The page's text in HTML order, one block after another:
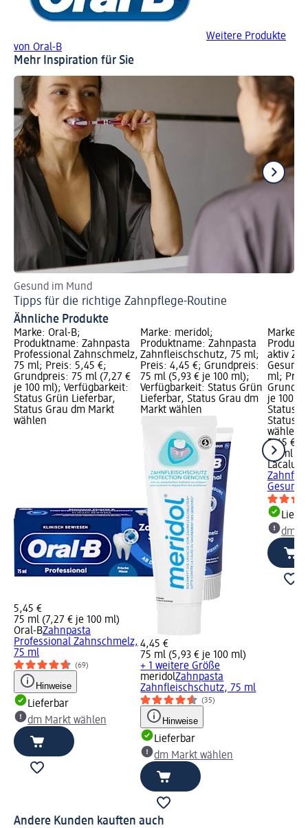
Weitere Produkte
von Oral-B
Mehr Inspiration für Sie
Gesund im Mund
Tipps für die richtige Zahnpflege-Routine
Ähnliche Produkte
Marke: Oral-B;
Produktname: Zahnpasta
Professional Zahnschmelz,
75 ml; Preis: 5,45 €;
Grundpreis: 75 ml (7,27 €
je 100 ml); Verfügbarkeit:
Status Grün Lieferbar,
Status Grau dm Markt
wählen
5,45 €
75 ml (7,27 € je 100 ml)
Oral-BZahnpasta
Professional Zahnschmelz,
75 ml
(69)
Hinweise
Lieferbar
dm Markt wählen
Marke: meridol;
Produktname: Zahnpasta
Zahnfleischschutz, 75 ml;
Preis: 4,45 €; Grundpreis:
75 ml (5,93 € je 100 ml);
Verfügbarkeit: Status Grün
Lieferbar, Status Grau dm
Markt wählen
4,45 €
75 ml (5,93 € je 100 ml)
+ 1 weitere Größe
meridolZahnpasta
Zahnfleischschutz, 75 ml
(35)
Hinweise
Lieferbar
dm Markt wählen
Marke:
aktiv
ml;
je 100
Status
Status
wählen
5,45 €
75 ml
Lacalut
dm
Andere Kunden kauften auch